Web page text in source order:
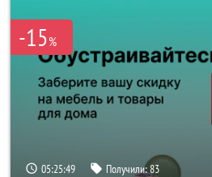
-15%
05:25:48 Получили:83